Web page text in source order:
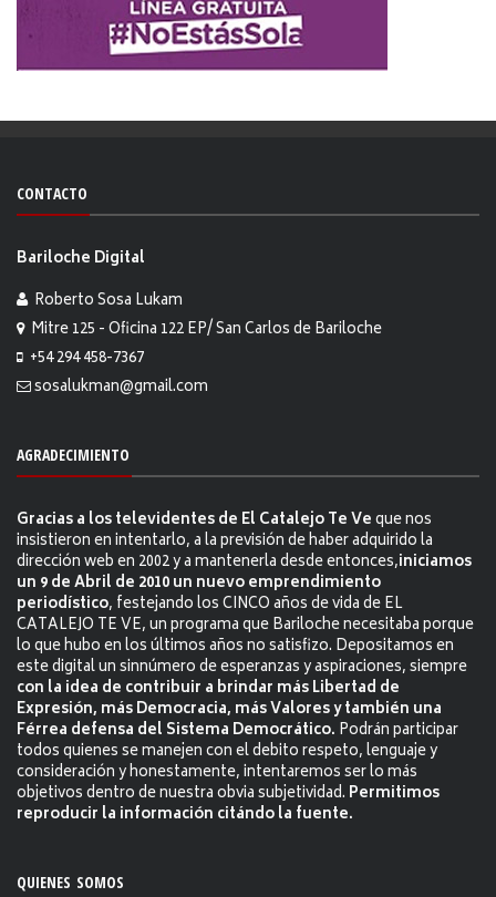
CONTACTO
Bariloche Digital
Roberto Sosa Lukam
Mitre 125 - Oficina 122 EP/ San Carlos de Bariloche
+54 294 458-7367
sosalukman@gmail.com
AGRADECIMIENTO
Gracias a los televidentes de El Catalejo Te Veque nos
insistieron en intentarlo, a la previsión de haber adquirido la
dirección web en 2002 y a mantenerla desde entonces,iniciamos
un 9 de Abril de 2010 un nuevo emprendimiento
periodístico, festejando los CINCO años de vida de EL
CATALEJO TE VE, un programa que Bariloche necesitaba porque
lo que hubo en los últimos años no satisfizo. Depositamos en
este digital un sinnúmero de esperanzas y aspiraciones, siempre
con la idea de contribuir a brindar más Libertad de
Expresión, más Democracia, más Valores y también una
Férrea defensa del Sistema Democrático. Podrán participar
todos quienes se manejen con el debito respeto, lenguaje y
consideración y honestamente, intentaremos ser lo más
objetivos dentro de nuestra obvia subjetividad. Permitimos
reproducir la información citándo la fuente.
QUIENES SOMOS